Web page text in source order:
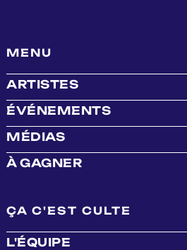
MENU
ARTISTES
ÉVÉNEMENTS
MÉDIAS
À GAGNER
ÇA C'EST CULTE
L'ÉQUIPE